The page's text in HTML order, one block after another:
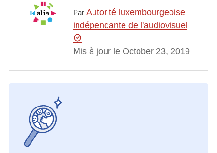
Par Autorité luxembourgeoise
indépendante de l'audiovisuel
Mis à jour le October 23, 2019